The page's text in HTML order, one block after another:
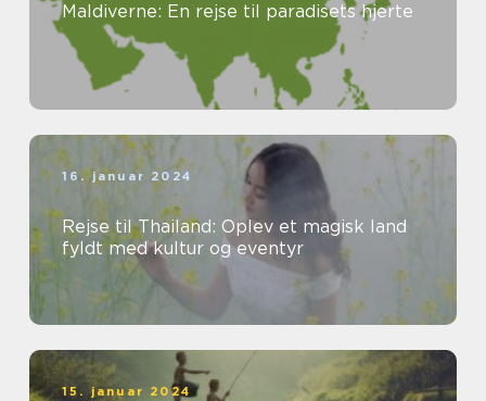
Maldiverne: En rejse til paradisets hjerte
16. januar 2024
Rejse til Thailand: Oplev et magisk land
fyldt med kultur og eventyr
15. januar 2024